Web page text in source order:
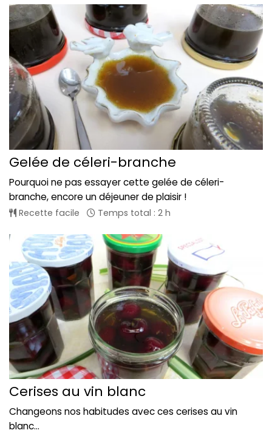
Gelée de céleri-branche
Pourquoi ne pas essayer cette gelée de céleri-
branche, encore un déjeuner de plaisir !
Recette facile Temps total : 2 h
Cerises au vin blanc
Changeons nos habitudes avec ces cerises au vin
blanc...